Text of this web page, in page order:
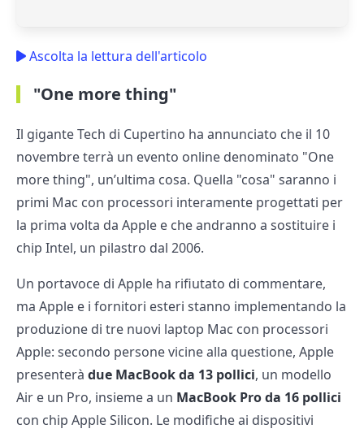
Ascolta la lettura dell'articolo
"One more thing"
Il gigante Tech di Cupertino ha annunciato che il 10
novembre terrà un evento online denominato "One
more thing", un’ultima cosa. Quella "cosa" saranno i
primi Mac con processori interamente progettati per
la prima volta da Apple e che andranno a sostituire i
chip Intel, un pilastro dal 2006.
Un portavoce di Apple ha rifiutato di commentare,
ma Apple e i fornitori esteri stanno implementando la
produzione di tre nuovi laptop Mac con processori
Apple: secondo persone vicine alla questione, Apple
presenterà due MacBook da 13 pollici, un modello
Air e un Pro, insieme a un MacBook Pro da 16 pollici
con chip Apple Silicon. Le modifiche ai dispositivi